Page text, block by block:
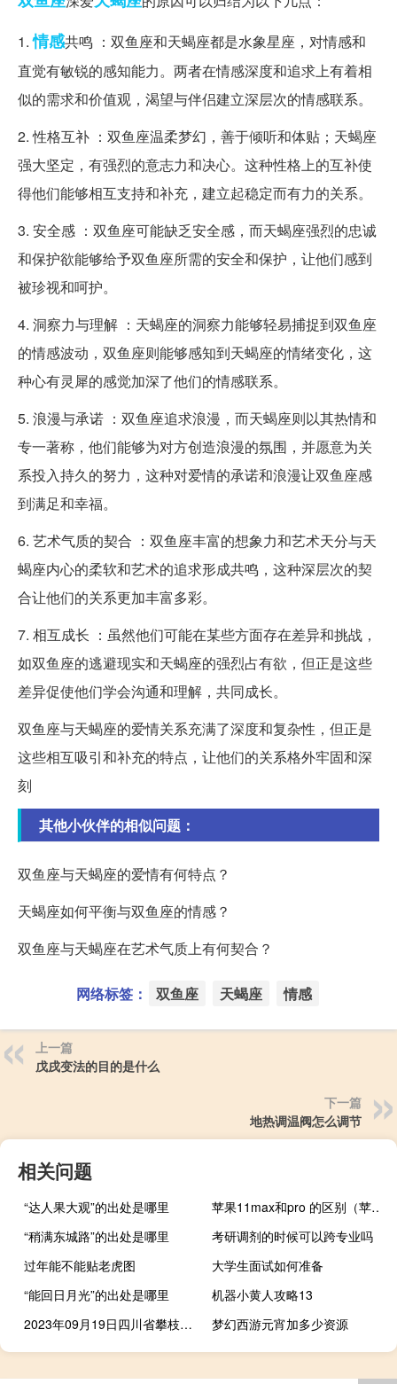
1.情感共鸣 ：双鱼座和天蝎座都是水象星座，对情感和
直觉有敏锐的感知能力。两者在情感深度和追求上有着相
似的需求和价值观，渴望与伴侣建立深层次的情感联系。
2. 性格互补 ：双鱼座温柔梦幻，善于倾听和体贴；天蝎座
强大坚定，有强烈的意志力和决心。这种性格上的互补使
得他们能够相互支持和补充，建立起稳定而有力的关系。
3. 安全感 ：双鱼座可能缺乏安全感，而天蝎座强烈的忠诚
和保护欲能够给予双鱼座所需的安全和保护，让他们感到
被珍视和呵护。
4. 洞察力与理解 ：天蝎座的洞察力能够轻易捕捉到双鱼座
的情感波动，双鱼座则能够感知到天蝎座的情绪变化，这
种心有灵犀的感觉加深了他们的情感联系。
5. 浪漫与承诺 ：双鱼座追求浪漫，而天蝎座则以其热情和
专一著称，他们能够为对方创造浪漫的氛围，并愿意为关
系投入持久的努力，这种对爱情的承诺和浪漫让双鱼座感
到满足和幸福。
6. 艺术气质的契合 ：双鱼座丰富的想象力和艺术天分与天
蝎座内心的柔软和艺术的追求形成共鸣，这种深层次的契
合让他们的关系更加丰富多彩。
7. 相互成长 ：虽然他们可能在某些方面存在差异和挑战，
如双鱼座的逃避现实和天蝎座的强烈占有欲，但正是这些
差异促使他们学会沟通和理解，共同成长。
双鱼座与天蝎座的爱情关系充满了深度和复杂性，但正是
这些相互吸引和补充的特点，让他们的关系格外牢固和深
刻
其他小伙伴的相似问题：
双鱼座与天蝎座的爱情有何特点？
天蝎座如何平衡与双鱼座的情感？
双鱼座与天蝎座在艺术气质上有何契合？
网络标签： 双鱼座 天蝎座 情感
上一篇
戊戌变法的目的是什么
下一篇
地热调温阀怎么调节
相关问题
“达人果大观”的出处是哪里
苹果11max和pro 的区别（苹果11pro和max的区别）
“稍满东城路”的出处是哪里
考研调剂的时候可以跨专业吗
过年能不能贴老虎图
大学生面试如何准备
“能回日月光”的出处是哪里
机器小黄人攻略13
2023年09月19日四川省攀枝花市疫情大数据-今日/今天疫情全网搜索最新实时消息动态情况通知播报
梦幻西游元宵加多少资源